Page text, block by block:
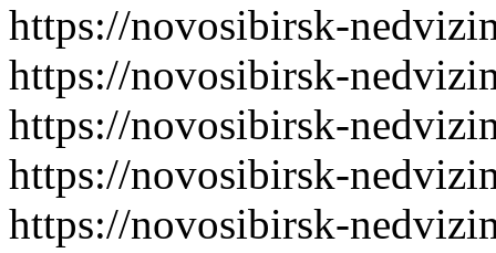
https://novosibirsk-
https://novosibirsk-
https://novosibirsk-
https://novosibirsk-
https://novosibirsk-